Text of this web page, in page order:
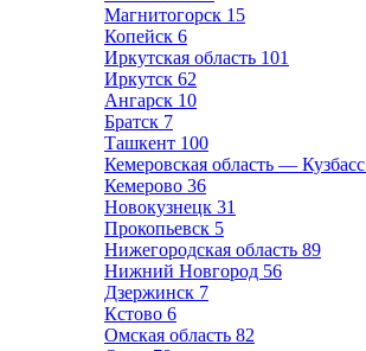
Магнитогорск 15
Копейск 6
Иркутская область 101
Иркутск 62
Ангарск 10
Братск 7
Ташкент 100
Кемеровская область — Кузбасс
Кемерово 36
Новокузнецк 31
Прокопьевск 5
Нижегородская область 89
Нижний Новгород 56
Дзержинск 7
Кстово 6
Омская область 82